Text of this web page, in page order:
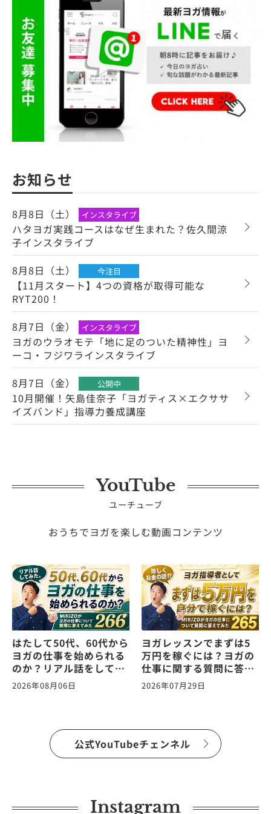
お知らせ
8月8日（土） インスタライブ
ハタヨガ実践コースはなぜ生まれた？佐久間涼
子インスタライブ
8月8日（土）
今注目
【11月スタート】4つの資格が取得可能な
RYT200！
8月7日（金）
インスタライブ
ヨガのウラオモテ「地に足のついた精神性」ヨ
ーコ・フジワラインスタライブ
8月7日（金）
公開中
10月開催！矢島佳奈子「ヨガティス×エクササ
イズバンド」指導力養成講座
YouTube
ユーチューブ
おうちでヨガを楽しむ動画コンテンツ
はたして50代、60代から
ヨガの仕事を始められる
のか？リアル話をしてみ
た。ヨガの仕事に関する
質問に答えます！
2026年08月06日
ヨガレッスンでまずは5
万円を稼ぐには？ヨガの
仕事に関する質問に答え
ます！vol.265
2026年07月29日
公式YouTubeチェンネル
Instagram